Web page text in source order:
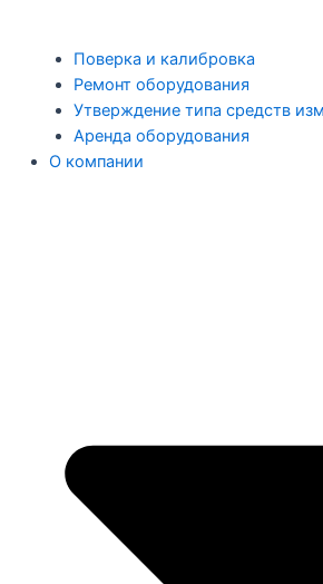
Поверка и калибровка
Ремонт оборудования
Утверждение типа средств
Аренда оборудования
О компании